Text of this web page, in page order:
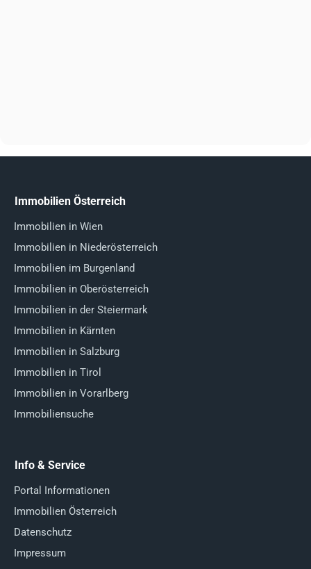
Immobilien Österreich
Immobilien in Wien
Immobilien in Niederösterreich
Immobilien im Burgenland
Immobilien in Oberösterreich
Immobilien in der Steiermark
Immobilien in Kärnten
Immobilien in Salzburg
Immobilien in Tirol
Immobilien in Vorarlberg
Immobiliensuche
Info & Service
Portal Informationen
Immobilien Österreich
Datenschutz
Impressum